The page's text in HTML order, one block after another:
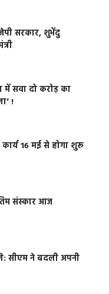
सरकार, शुभेंदु
में सवा दो करोड़ का
!
16 मई से होगा शुरू
संस्कार आज
ने बदली अपनी